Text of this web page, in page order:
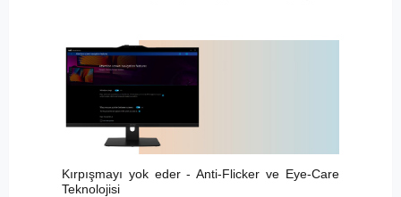
Kırpışmayı yok eder - Anti-Flicker ve Eye-Care
Teknolojisi